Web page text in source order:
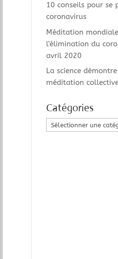
10 conseils pour se
coronavirus
Méditation
l’élimination du
avril 2020
La science
méditation
Catégories
Catégories